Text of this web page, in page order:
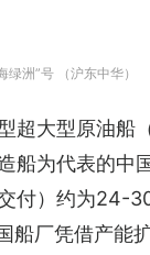
洲”号 （沪东中华）
超大型原油船
船为代表的中
付）约为24-
船厂凭借产能